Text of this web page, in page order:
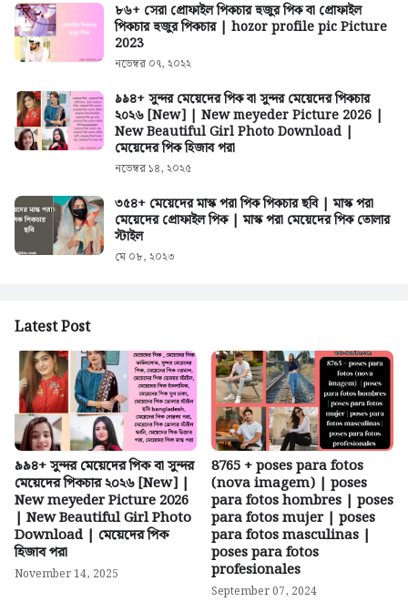
৮৬+ সেরা প্রোফাইল পিকচার হুজুর পিক বা প্রোফাইল
পিকচার হুজুর পিকচার | hozor profile pic Picture
2023
নভেম্বর ০৭, ২০২২
৯৯৪+ সুন্দর মেয়েদের পিক বা সুন্দর মেয়েদের পিকচার
২০২৬ [New] | New meyeder Picture 2026 |
New Beautiful Girl Photo Download |
মেয়েদের পিক হিজাব পরা
নভেম্বর ১৪, ২০২৫
৩৫৪+ মেয়েদের মাস্ক পরা পিক পিকচার ছবি | মাস্ক পরা
মেয়েদের প্রোফাইল পিক | মাস্ক পরা মেয়েদের পিক তোলার
স্টাইল
মে ০৮, ২০২৩
Latest Post
৯৯৪+ সুন্দর মেয়েদের পিক বা সুন্দর
মেয়েদের পিকচার ২০২৬ [New] |
New meyeder Picture 2026
| New Beautiful Girl Photo
Download | মেয়েদের পিক
হিজাব পরা
November 14, 2025
8765 + poses para fotos
(nova imagem) | poses
para fotos hombres | poses
para fotos mujer | poses
para fotos masculinas |
poses para fotos
profesionales
September 07, 2024